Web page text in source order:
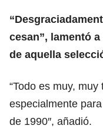
cesan”, lamentó
de aquella
“Todo es muy,
especialmente
de 1990″, añadió.